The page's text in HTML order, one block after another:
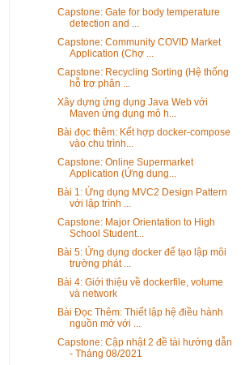
Capstone: Gate for body temperature
detection and ...
Capstone: Community COVID Market
Application (Chợ ...
Capstone: Recycling Sorting (Hệ thống
hỗ trợ phân ...
Xây dựng ứng dụng Java Web với
Maven ứng dụng mô h...
Bài đọc thêm: Kết hợp docker-compose
vào chu trình...
Capstone: Online Supermarket
Application (Ứng dụng...
Bài 1: Ứng dụng MVC2 Design Pattern
với lập trình ...
Capstone: Major Orientation to High
School Student...
Bài 5: Ứng dụng docker để tạo lập môi
trường phát ...
Bài 4: Giới thiệu về dockerfile, volume
và network
Bài Đọc Thêm: Thiết lập hệ điều hành
nguồn mở với ...
Capstone: Cập nhật 2 đề tài hướng dẫn
- Tháng 08/2021